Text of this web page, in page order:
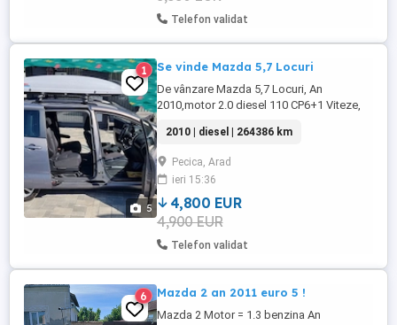
Telefon validat
5
1 Se vinde Mazda 5,7 Locuri
De vânzare Mazda 5,7 Locuri, An
2010,motor 2.0 diesel 110 CP6+1 Viteze,
Aer condiționat, Senzor parcare, 4
Geamuri electrice, Geamuri cu tentă,
Oglinzi electrice încălzite, Pilot automat,
Volan în 3 spițe îmbrăcat în piele,
Computer de bord, Comenzi în Volan,
Proiectoare ...
2010 | diesel | 264386 km
Pecica, Arad
ieri 15:36
4,800 EUR
4,900 EUR
Telefon validat
6 Mazda 2 an 2011 euro 5 !
Mazda 2 Motor = 1.3 benzina An